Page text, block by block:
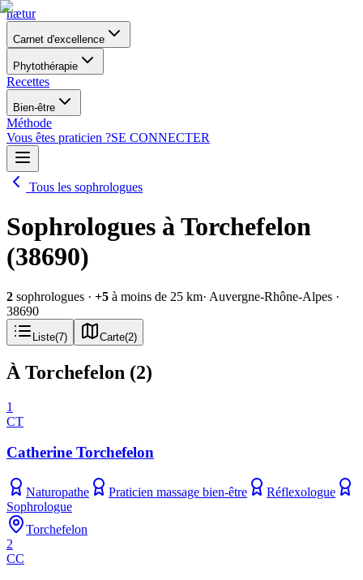
nætur
Carnet d'excellence
Phytothérapie
Recettes
Bien-être
Méthode
Vous êtes praticien ?SE CONNECTER
Tous les sophrologues
Sophrologues à Torchefelon
(38690)
2 sophrologues · +5 à moins de 25 km· Auvergne-Rhône-Alpes ·
38690
Liste(7) Carte(2)
À Torchefelon (2)
1
CT
Catherine Torchefelon
Naturopathe Praticien massage bien-être
Réflexologue
Sophrologue
Torchefelon
2
CC